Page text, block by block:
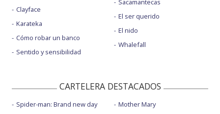
Clayface
Karateka
Cómo robar un banco
Sentido y sensibilidad
Sacamantecas
El ser querido
El nido
Whalefall
CARTELERA DESTACADOS
Spider-man: Brand new day
Mother Mary